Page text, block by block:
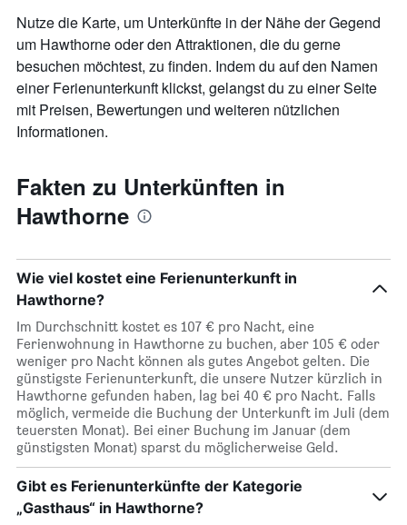
Nutze die Karte, um Unterkünfte in der Nähe der Gegend
um Hawthorne oder den Attraktionen, die du gerne
besuchen möchtest, zu finden. Indem du auf den Namen
einer Ferienunterkunft klickst, gelangst du zu einer Seite
mit Preisen, Bewertungen und weiteren nützlichen
Informationen.
Fakten zu Unterkünften in
Hawthorne
Wie viel kostet eine Ferienunterkunft in
Hawthorne?
Im Durchschnitt kostet es 107 € pro Nacht, eine
Ferienwohnung in Hawthorne zu buchen, aber 105 € oder
weniger pro Nacht können als gutes Angebot gelten. Die
günstigste Ferienunterkunft, die unsere Nutzer kürzlich in
Hawthorne gefunden haben, lag bei 40 € pro Nacht. Falls
möglich, vermeide die Buchung der Unterkunft im Juli (dem
teuersten Monat). Bei einer Buchung im Januar (dem
günstigsten Monat) sparst du möglicherweise Geld.
Gibt es Ferienunterkünfte der Kategorie
„Gasthaus“ in Hawthorne?